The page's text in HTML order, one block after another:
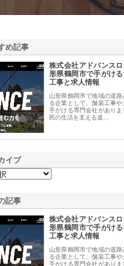
め記事
株式会社アドバンス
形県鶴岡市で手がけ
工事と求人情報
山形県鶴岡市で地域の道路
る企業として、舗装工事や
手がける専門会社がありま
民の生活を支える道…
イブ
記事
株式会社アドバンス
形県鶴岡市で手がけ
工事と求人情報
山形県鶴岡市で地域の道路
る企業として、舗装工事や
手がける専門会社がありま